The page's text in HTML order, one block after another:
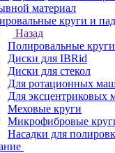
материал
круги и
Назад
Полировальные
Диски для IBRid
Диски для стекол
Для ротационных
Для эксцентриковых
Меховые круги
Микрофибровые
Насадки для